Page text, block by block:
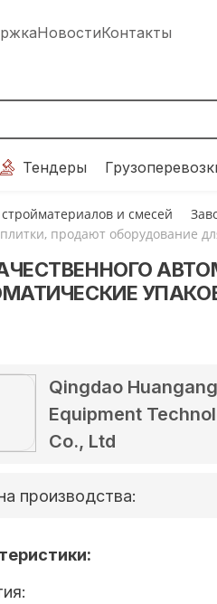
НовостиКонтакты
Тендеры
и смесей
продают оборудование
Qingdao Huangang
Equipment
Co., Ltd
производства: